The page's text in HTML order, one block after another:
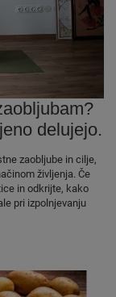
delujejo.
zaobljube in cilje,
življenja. Če
in odkrijte, kako
pri izpolnjevanju